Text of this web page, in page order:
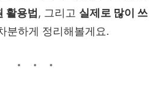
활용법 , 그리고 실제로 많이 쓰
분하게 정리해볼게요.